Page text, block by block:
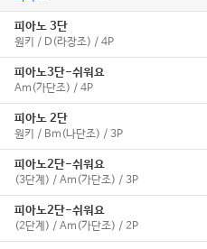
피아노 3단
원키 / D(라장조) / 4P
피아노3단-쉬워요
Am(가단조) / 4P
피아노 2단
원키 / Bm(나단조) / 3P
피아노2단-쉬워요
(3단계) / Am(가단조) / 3P
피아노2단-쉬워요
(2단계) / Am(가단조) / 2P